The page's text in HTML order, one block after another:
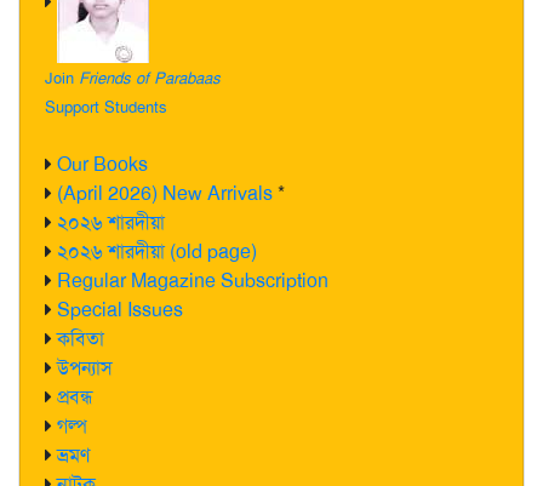
Join Friends of Parabaas
Support Students
Our Books
(April 2026) New Arrivals*
২০২৬ শারদীয়া
২০২৬ শারদীয়া (old page)
Regular Magazine Subscription
Special Issues
কবিতা
উপন্যাস
প্রবন্ধ
গল্প
ভ্রমণ